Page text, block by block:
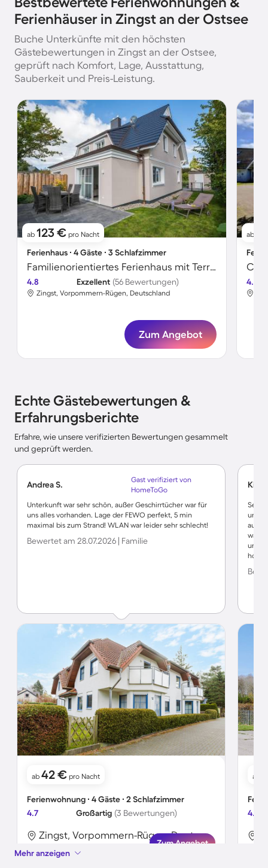
Ferienhäuser in Zingst an der Ostsee
Buche Unterkünfte mit den höchsten
Gästebewertungen in Zingst an der Ostsee,
geprüft nach Komfort, Lage, Ausstattung,
Sauberkeit und Preis-Leistung.
ab 123 € pro Nacht
Ferienhaus ∙ 4 Gäste ∙ 3 Schlafzimmer
Familienorientiertes Ferienhaus mit Terrasse, Sauna und Garten | Haustiere erlaubt
4.8 Exzellent (56 Bewertungen)
Zingst, Vorpommern-Rügen, Deutschland
Zum Angebot
ab
4.6
Echte Gästebewertungen &
Erfahrungsberichte
Erfahre, wie unsere verifizierten Bewertungen gesammelt
und geprüft werden.
Andrea S.
Gast verifiziert von
HomeToGo
Unterkunft war sehr schön, außer Geschirrtücher war für
uns alles vorhanden. Lage der FEWO perfekt, 5 min
maximal bis zum Strand! WLAN war leider sehr schlecht!
Bewertet am 28.07.2026 | Familie
ab 42 € pro Nacht
Ferienwohnung ∙ 4 Gäste ∙ 2 Schlafzimmer
4.7
Großartig (3 Bewertungen)
Zingst, Vorpommern-Rügen, Deutschland
Zum Angebot
Sehr
uns
außer
wäre
ab
4.3
Mehr anzeigen